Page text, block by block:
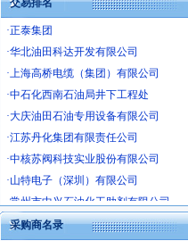
交易排名
·华北油田科达开发有限公司
·上海高桥电缆（集团）有限公司
·中石化西南石油局井下工程处
·大庆油田石油专用设备有限公司
·江苏丹化集团有限责任公司
·中核苏阀科技实业股份有限公司
·山特电子（深圳）有限公司
·常州市中兴石油化工助剂有限公司
·姜堰市三联助剂有限公司
·四川中光高技术研究所有限责任公司
采购商名录